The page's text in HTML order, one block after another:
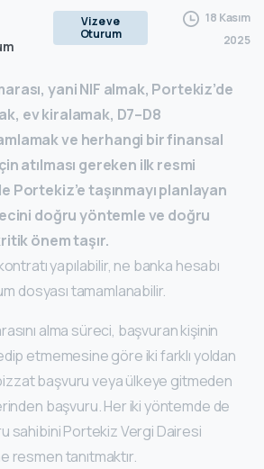
Vize ve
Oturum
18 Kasım
2025
yani NIF almak, Portekiz’de
ev kiralamak, D7–D8
ve herhangi bir finansal
atılması gereken ilk resmi
Portekiz’e taşınmayı planlayan
doğru yöntemle ve doğru
önem taşır.
yapılabilir, ne banka hesabı
dosyası tamamlanabilir.
alma süreci, başvuran kişinin
etmemesine göre iki farklı yoldan
başvuru veya ülkeye gitmeden
başvuru. Her iki yöntemde de
sahibini Portekiz Vergi Dairesi
resmen tanıtmaktır.